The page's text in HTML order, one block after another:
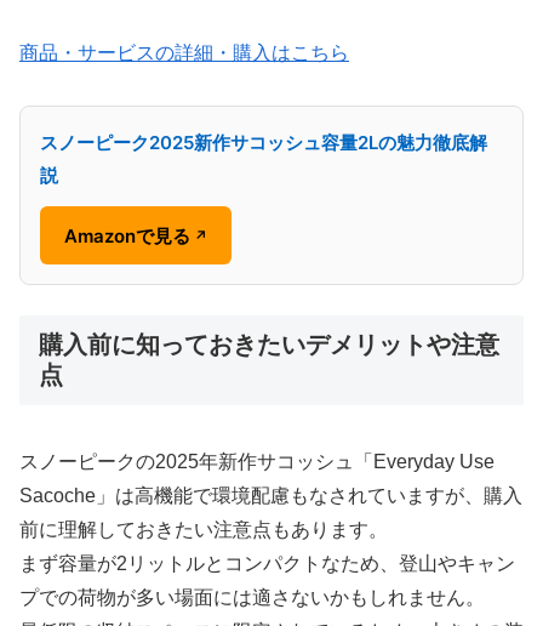
商品・サービスの詳細・購入はこちら
スノーピーク2025新作サコッシュ容量2Lの魅力徹底解
説
Amazonで見る ↗
購入前に知っておきたいデメリットや注意
点
スノーピークの2025年新作サコッシュ「Everyday Use
Sacoche」は高機能で環境配慮もなされていますが、購入
前に理解しておきたい注意点もあります。
まず容量が2リットルとコンパクトなため、登山やキャン
プでの荷物が多い場面には適さないかもしれません。